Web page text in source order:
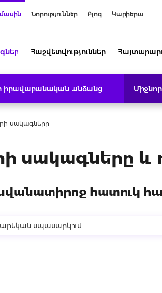
Նորություններ Բլոգ Կարիերա
Հաշվետվություններ
իրավաբանական անձանց
սակագները
սակագները և
հատուկ
սպասարկում